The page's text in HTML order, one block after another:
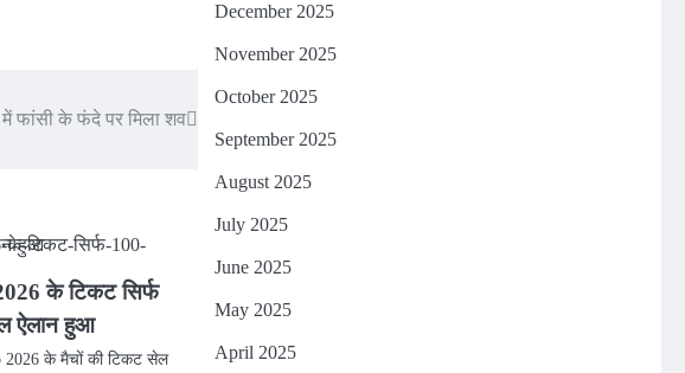
फांसी के फंदे पर मिला शव
के टिकट सिर्फ
ऐलान हुआ
2026 के मैचों की टिकट सेल
December 2025
November 2025
October 2025
September 2025
August 2025
July 2025
June 2025
May 2025
April 2025